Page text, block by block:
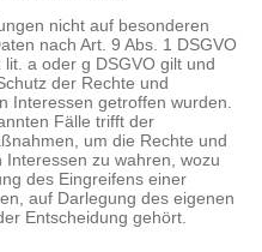
nicht auf besonderen
nach Art. 9 Abs. 1 DSGVO
a oder g DSGVO gilt und
der Rechte und
Interessen getroffen wurden.
Fälle trifft der
um die Rechte und
zu wahren, wozu
des Eingreifens einer
auf Darlegung des eigenen
Entscheidung gehört.